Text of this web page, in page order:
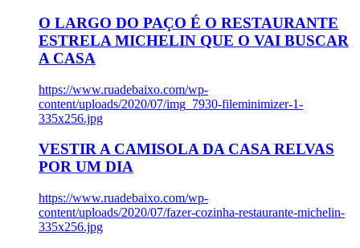
O LARGO DO PAÇO É O RESTAURANTE
ESTRELA MICHELIN QUE O VAI BUSCAR
A CASA
https://www.ruadebaixo.com/wp-
content/uploads/2020/07/img_7930-fileminimizer-1-
335x256.jpg
VESTIR A CAMISOLA DA CASA RELVAS
POR UM DIA
https://www.ruadebaixo.com/wp-
content/uploads/2020/07/fazer-cozinha-restaurante-michelin-
335x256.jpg